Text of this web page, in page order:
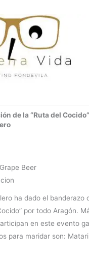
de la “Ruta del
ha dado el banderazo
por todo Aragón.
en este evento
para maridar son: